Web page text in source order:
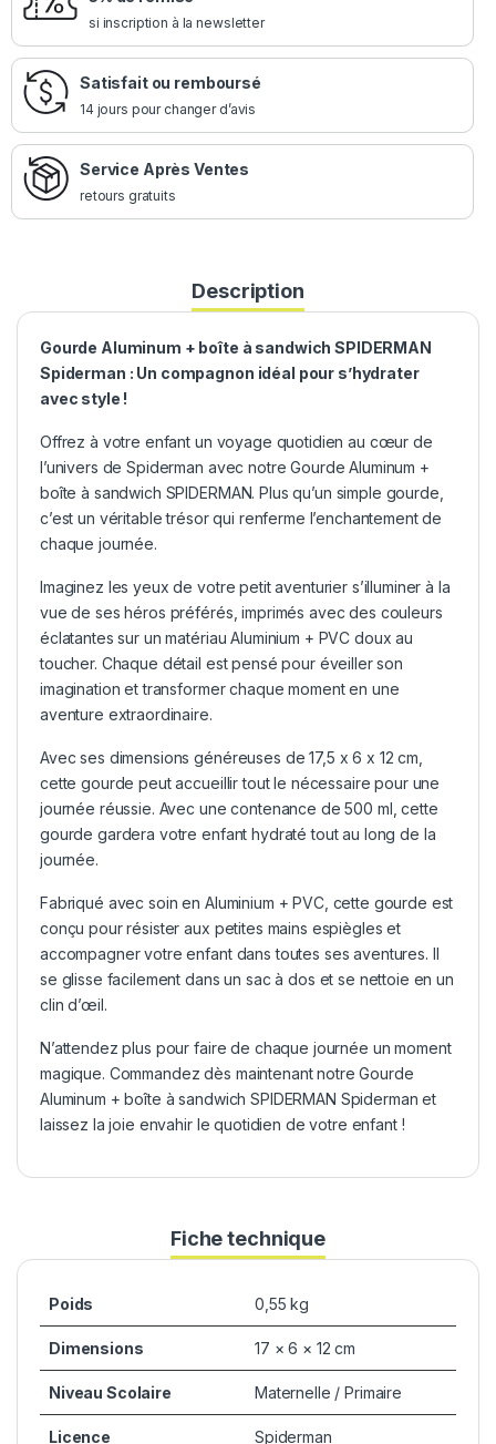
si inscription à la newsletter
Satisfait ou remboursé
14 jours pour changer d’avis
Service Après Ventes
retours gratuits
Description
Gourde Aluminum + boîte à sandwich SPIDERMAN
Spiderman : Un compagnon idéal pour s’hydrater
avec style !
Offrez à votre enfant un voyage quotidien au cœur de
l’univers de Spiderman avec notre Gourde Aluminum +
boîte à sandwich SPIDERMAN. Plus qu’un simple gourde,
c’est un véritable trésor qui renferme l’enchantement de
chaque journée.
Imaginez les yeux de votre petit aventurier s’illuminer à la
vue de ses héros préférés, imprimés avec des couleurs
éclatantes sur un matériau Aluminium + PVC doux au
toucher. Chaque détail est pensé pour éveiller son
imagination et transformer chaque moment en une
aventure extraordinaire.
Avec ses dimensions généreuses de 17,5 x 6 x 12 cm,
cette gourde peut accueillir tout le nécessaire pour une
journée réussie. Avec une contenance de 500 ml, cette
gourde gardera votre enfant hydraté tout au long de la
journée.
Fabriqué avec soin en Aluminium + PVC, cette gourde est
conçu pour résister aux petites mains espiègles et
accompagner votre enfant dans toutes ses aventures. Il
se glisse facilement dans un sac à dos et se nettoie en un
clin d’œil.
N’attendez plus pour faire de chaque journée un moment
magique. Commandez dès maintenant notre Gourde
Aluminum + boîte à sandwich SPIDERMAN Spiderman et
laissez la joie envahir le quotidien de votre enfant !
Fiche technique
Poids 0,55 kg
Dimensions 17 × 6 × 12 cm
Niveau Scolaire Maternelle / Primaire
Licence Spiderman